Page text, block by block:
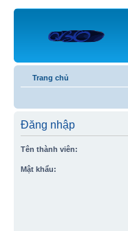
Trang chủ
Đăng nhập
Tên thành viên:
Mật khẩu: